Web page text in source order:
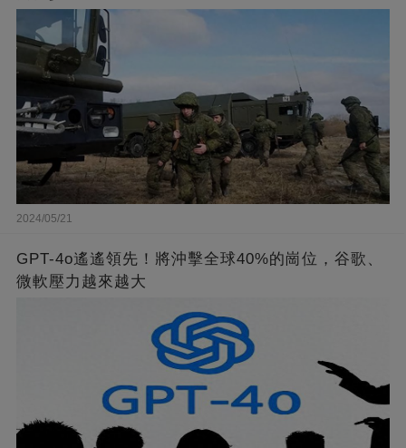
2024/05/21
GPT-4o遙遙領先！將沖擊全球40%的崗位，谷歌、
微軟壓力越來越大